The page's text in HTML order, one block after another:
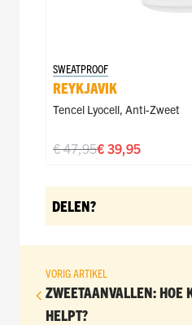
SWEATPROOF
REYKJAVIK
Tencel Lyocell, Anti-Zweet
€ 39,95
€ 47,95
DELEN?
VORIG ARTIKEL
ZWEETAANVALLEN: HOE
HELPT?